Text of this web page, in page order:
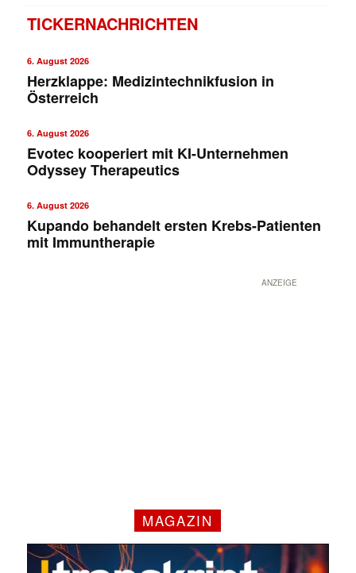
TICKERNACHRICHTEN
6. August 2026
Herzklappe: Medizintechnikfusion in
Österreich
6. August 2026
Evotec kooperiert mit KI-Unternehmen
Odyssey Therapeutics
6. August 2026
Kupando behandelt ersten Krebs-Patienten
mit Immuntherapie
ANZEIGE
MAGAZIN